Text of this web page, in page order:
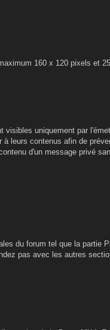
160 x 120 pixels et
visibles uniquement par
leurs contenus afin de
d'un message privé
du forum tel que la partie
pas avec les autres